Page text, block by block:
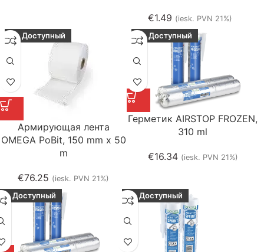
€1.49 (iesk. PVN 21%)
Доступный
Армирующая лента
OMEGA PoBit, 150 mm x 50
m
€76.25 (iesk. PVN 21%)
Доступный
Герметик AIRSTOP FROZEN,
310 ml
€16.34 (iesk. PVN 21%)
Доступный Доступный